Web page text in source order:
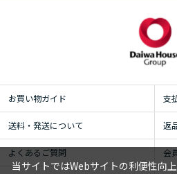
お買い物ガイド 支
送料・発送について 返
よくあるご質問 会
当サイトではWebサイトの利便性向